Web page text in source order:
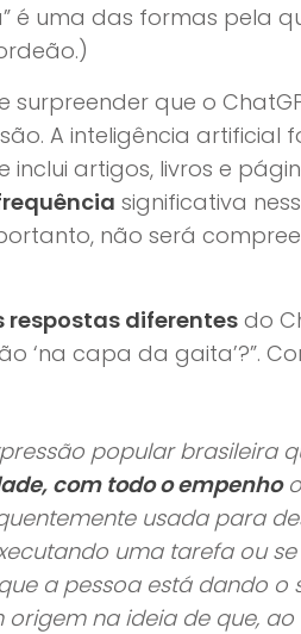
é uma das formas pela
surpreender que o
A inteligência artificial
artigos, livros e
significativa
não será
respostas diferentes do
‘na capa da gaita’?”.
popular brasileira
com todo o empenho
usada para
uma tarefa ou
a pessoa está dando o
na ideia de que,